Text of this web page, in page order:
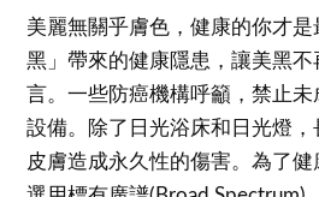
美麗無關乎膚色，健康的你才
黑」帶來的健康隱患，讓美黑
言。一些防癌機構呼籲，禁止
設備。除了日光浴床和日光燈
皮膚造成永久性的傷害。為了